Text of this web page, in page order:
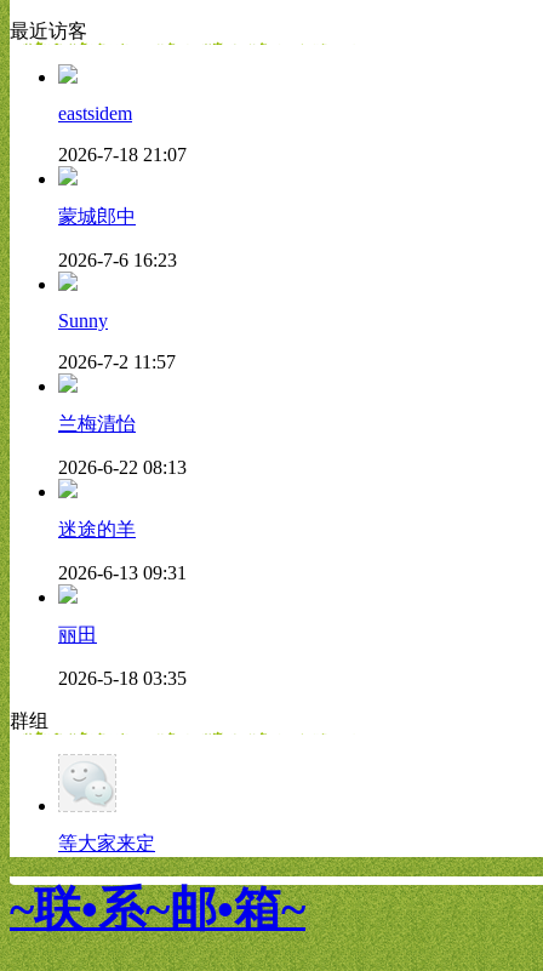
最近访客
eastsidem
2026-7-18 21:07
蒙城郎中
2026-7-6 16:23
Sunny
2026-7-2 11:57
兰梅清怡
2026-6-22 08:13
迷途的羊
2026-6-13 09:31
丽田
2026-5-18 03:35
群组
等大家来定
~联•系~邮•箱~